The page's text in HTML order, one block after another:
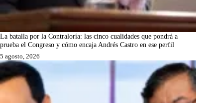
La batalla por la Contraloría: las cinco cualidades que pondrá a
prueba el Congreso y cómo encaja Andrés Castro en ese perfil
5 agosto, 2026